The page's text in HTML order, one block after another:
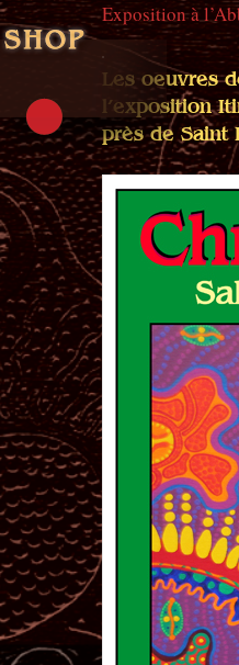
Exposition à
Les oeuvres
l’exposition
près de Saint